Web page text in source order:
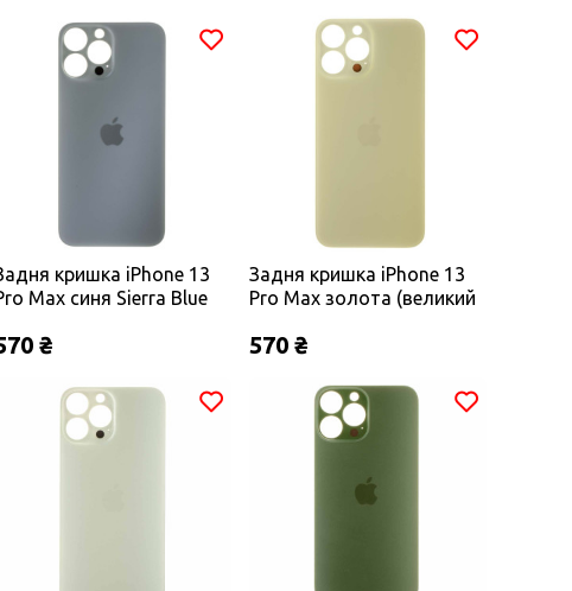
кришка iPhone 13
Max синя Sierra Blue
ОРИГІНАЛ
₴
Задня кришка iPhone 13
Pro Max золота (великий
570 ₴